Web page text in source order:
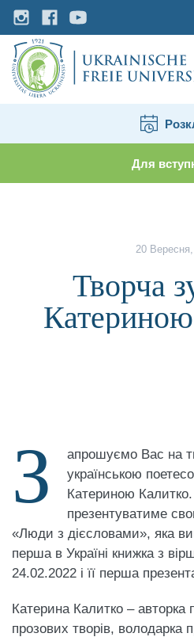
Для
20
Творча
З
апрошуємо Вас на
українською
Катериною
презентуватиме
«Люди з дієсловами», яка
перша в Україні книжка з
24.02.2022 і її перша
Катерина Калитко – авторка
прозових творів, володарка